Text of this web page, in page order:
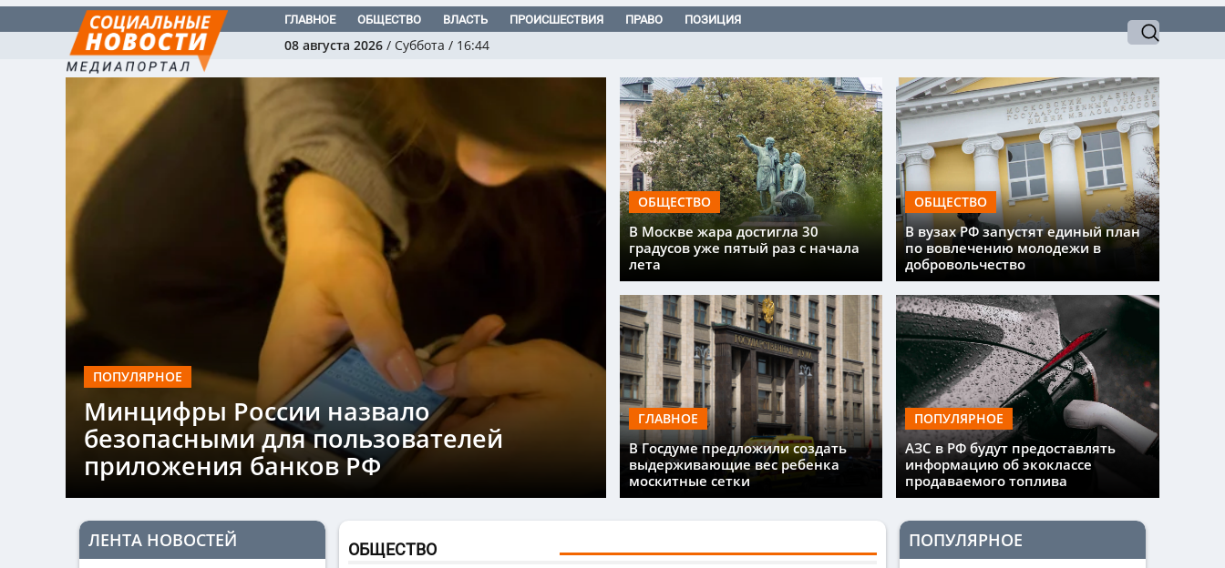
ГЛАВНОЕ ОБЩЕСТВО ВЛАСТЬ ПРОИСШЕСТВИЯ ПРАВО ПОЗИЦИЯ
08 августа 2026 / Суббота / 16:44
ПОПУЛЯРНОЕ
Минцифры России назвало
безопасными для пользователей
приложения банков РФ
ОБЩЕСТВО
В Москве жара достигла 30
градусов уже пятый раз с начала
лета
ГЛАВНОЕ
В Госдуме предложили создать
выдерживающие вес ребенка
москитные сетки
ОБЩЕСТВО
В вузах РФ запустят единый план
по вовлечению молодежи в
добровольчество
ПОПУЛЯРНОЕ
АЗС в РФ будут предоставлять
информацию об экоклассе
продаваемого топлива
ЛЕНТА НОВОСТЕЙ ОБЩЕСТВО ПОПУЛЯРНОЕ